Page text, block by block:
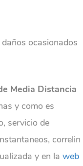
ocasionados
Media Distancia
y como es
servicio de
correlin
y en la web